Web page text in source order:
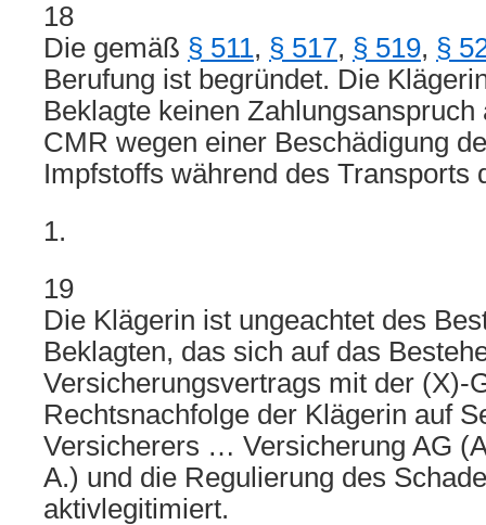
18
Die gemäß § 511, § 517, § 519, §
Berufung ist begründet. Die
Beklagte keinen Zahlungsanspruch
CMR wegen einer Beschädigung
Impfstoffs während des Transports
1.
19
Die Klägerin ist ungeachtet des
Beklagten, das sich auf das
Versicherungsvertrags mit der (X)-
Rechtsnachfolge der Klägerin auf
Versicherers … Versicherung AG
A.) und die Regulierung des
aktivlegitimiert.